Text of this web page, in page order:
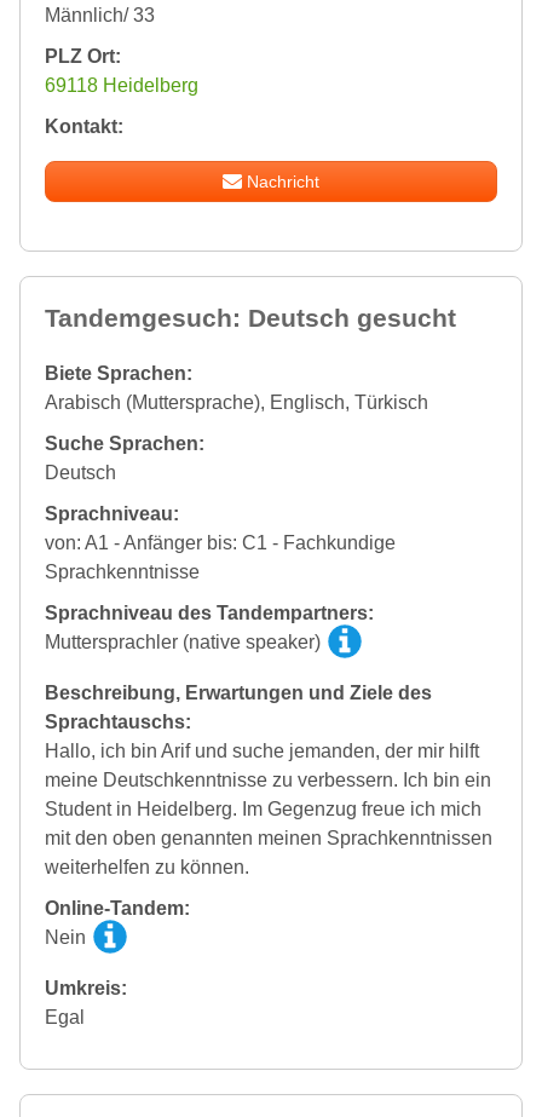
Männlich/ 33
PLZ Ort:
69118 Heidelberg
Kontakt:
Nachricht
Tandemgesuch: Deutsch gesucht
Biete Sprachen:
Arabisch (Muttersprache), Englisch, Türkisch
Suche Sprachen:
Deutsch
Sprachniveau:
von: A1 - Anfänger bis: C1 - Fachkundige
Sprachkenntnisse
Sprachniveau des Tandempartners:
Muttersprachler (native speaker)
Beschreibung, Erwartungen und Ziele des
Sprachtauschs:
Hallo, ich bin Arif und suche jemanden, der mir hilft
meine Deutschkenntnisse zu verbessern. Ich bin ein
Student in Heidelberg. Im Gegenzug freue ich mich
mit den oben genannten meinen Sprachkenntnissen
weiterhelfen zu können.
Online-Tandem:
Nein
Umkreis:
Egal